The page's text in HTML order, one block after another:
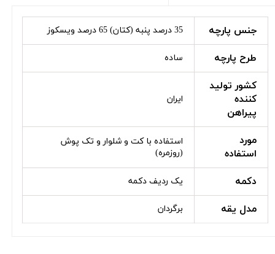
جنس پارچه 35 درصد پنبه (کتان) 65 درصد ویسکوز
طرح پارچه ساده
کشور تولید
کننده
پیراهن
ایران
مورد
استفاده
استفاده با کت و شلوار و تک پوش
(روزمره)
دکمه یک ردیف دکمه
مدل یقه برگردان